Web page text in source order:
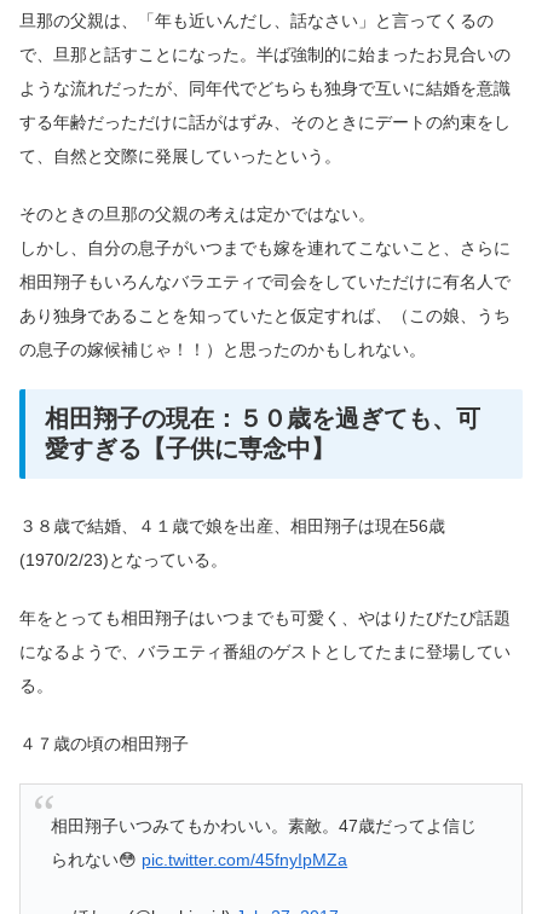
旦那の父親は、「年も近いんだし、話なさい」と言ってくるの
で、旦那と話すことになった。半ば強制的に始まったお見合いの
ような流れだったが、同年代でどちらも独身で互いに結婚を意識
する年齢だっただけに話がはずみ、そのときにデートの約束をし
て、自然と交際に発展していったという。
そのときの旦那の父親の考えは定かではない。
しかし、自分の息子がいつまでも嫁を連れてこないこと、さらに
相田翔子もいろんなバラエティで司会をしていただけに有名人で
あり独身であることを知っていたと仮定すれば、（この娘、うち
の息子の嫁候補じゃ！！）と思ったのかもしれない。
相田翔子の現在：５０歳を過ぎても、可
愛すぎる【子供に専念中】
３８歳で結婚、４１歳で娘を出産、相田翔子は現在56歳
(1970/2/23)となっている。
年をとっても相田翔子はいつまでも可愛く、やはりたびたび話題
になるようで、バラエティ番組のゲストとしてたまに登場してい
る。
４７歳の頃の相田翔子
相田翔子いつみてもかわいい。素敵。47歳だってよ信じ
られない😳 pic.twitter.com/45fnyIpMZa